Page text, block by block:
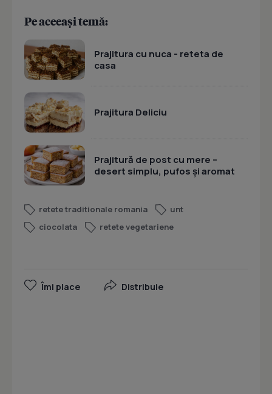
Pe aceeași temă:
Prajitura cu nuca - reteta de
casa
Prajitura Deliciu
Prajitură de post cu mere –
desert simplu, pufos și aromat
retete traditionale romania
unt
ciocolata
retete vegetariene
Îmi place Distribuie